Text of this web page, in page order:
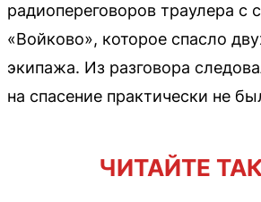
радиопереговоров траулера с
«Войково», которое спасло
экипажа. Из разговора
на спасение практически не
ЧИТАЙТЕ